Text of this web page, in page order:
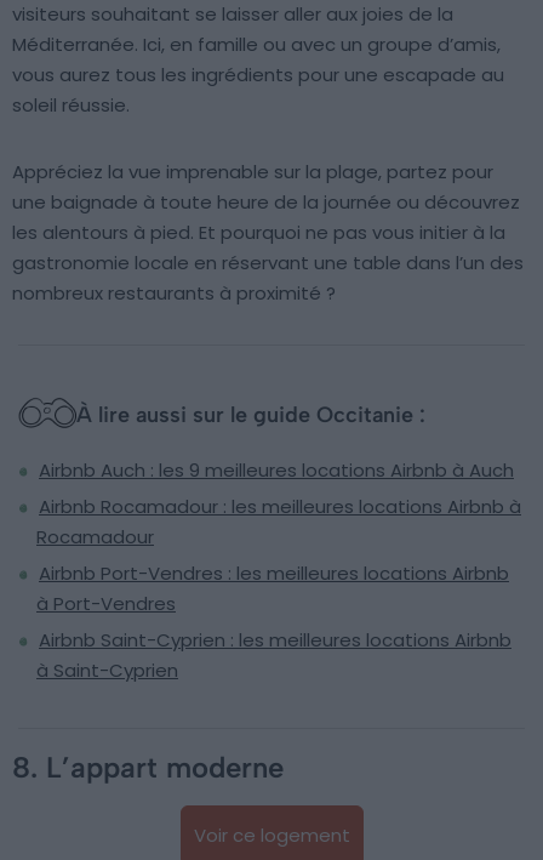
visiteurs souhaitant se laisser aller aux joies de la
Méditerranée. Ici, en famille ou avec un groupe d’amis,
vous aurez tous les ingrédients pour une escapade au
soleil réussie.
Appréciez la vue imprenable sur la plage, partez pour
une baignade à toute heure de la journée ou découvrez
les alentours à pied. Et pourquoi ne pas vous initier à la
gastronomie locale en réservant une table dans l’un des
nombreux restaurants à proximité ?
À lire aussi sur le guide Occitanie :
Airbnb Auch : les 9 meilleures locations Airbnb à Auch
Airbnb Rocamadour : les meilleures locations Airbnb à
Rocamadour
Airbnb Port-Vendres : les meilleures locations Airbnb
à Port-Vendres
Airbnb Saint-Cyprien : les meilleures locations Airbnb
à Saint-Cyprien
8. L’appart moderne
Voir ce logement